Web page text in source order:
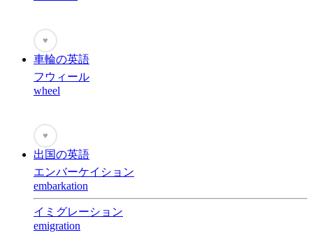
♥
車輪の英語
フウィール
wheel
♥
出国の英語
エンバーケイション
embarkation
イミグレーション
emigration